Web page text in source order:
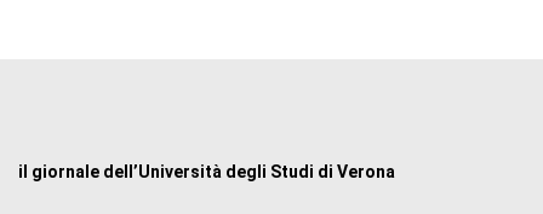
il giornale dell’Università degli Studi di Verona